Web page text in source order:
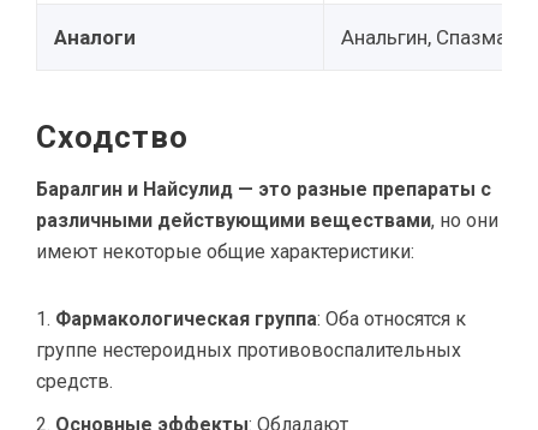
Аналоги Анальгин,
Сходство
Баралгин и Найсулид — это разные препараты с
различными действующими веществами, но они
имеют некоторые общие характеристики:
Фармакологическая группа: Оба относятся к
группе нестероидных противовоспалительных
средств.
Основные эффекты: Обладают